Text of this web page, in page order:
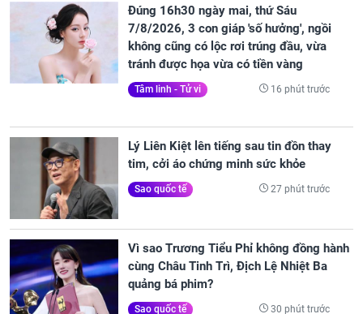
Đúng 16h30 ngày mai, thứ Sáu
7/8/2026, 3 con giáp 'số hưởng', ngồi
không cũng có lộc rơi trúng đầu, vừa
tránh được họa vừa có tiền vàng
Tâm linh - Tử vi 16 phút trước
Lý Liên Kiệt lên tiếng sau tin đồn thay
tim, cởi áo chứng minh sức khỏe
Sao quốc tế 27 phút trước
Vì sao Trương Tiểu Phỉ không đồng hành
cùng Châu Tinh Trì, Địch Lệ Nhiệt Ba
quảng bá phim?
Sao quốc tế 30 phút trước